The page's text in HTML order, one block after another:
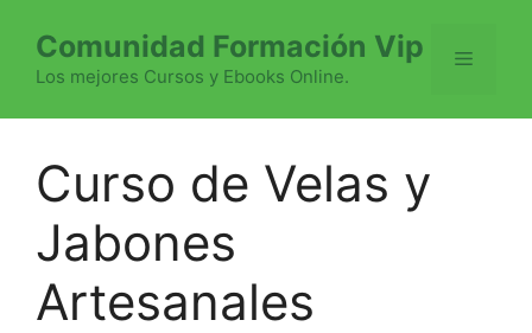
contenido
Comunidad Formación Vip
Los mejores Cursos y Ebooks Online.
Menú
Curso de Velas y
Jabones
Artesanales